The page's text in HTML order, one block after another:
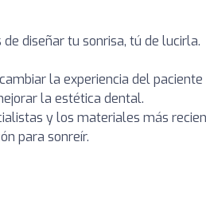
diseñar tu sonrisa, tú de lucirla.
la experiencia del
la estética dental.
y los materiales más
para sonreír.